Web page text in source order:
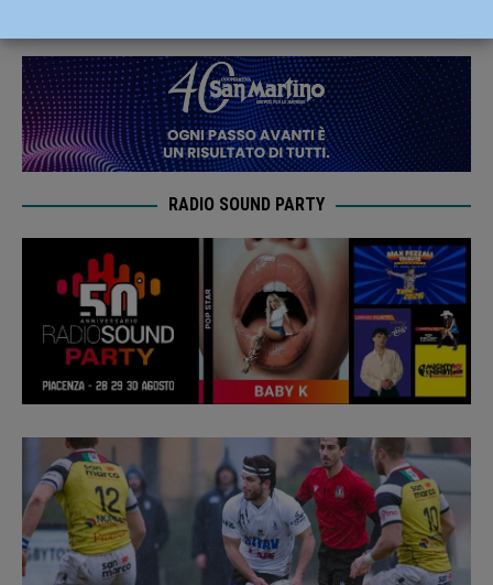
RADIO SOUND PARTY